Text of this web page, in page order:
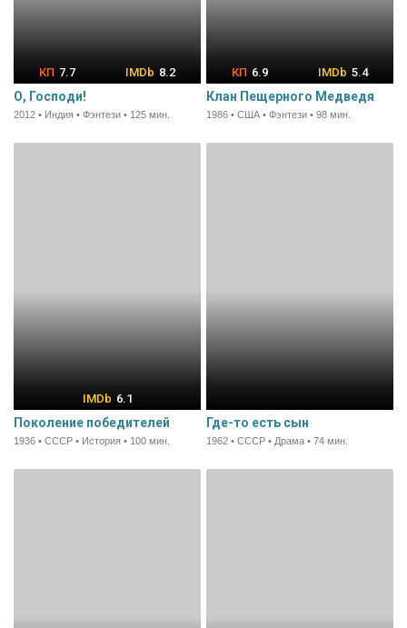
7.7 8.2
О, Господи!
2012 • Индия • Фэнтези • 125 мин.
6.9 5.4
Клан Пещерного Медведя
1986 • США • Фэнтези • 98 мин.
6.1
Поколение победителей
1936 • СССР • История • 100 мин.
Где-то есть сын
1962 • СССР • Драма • 74 мин.